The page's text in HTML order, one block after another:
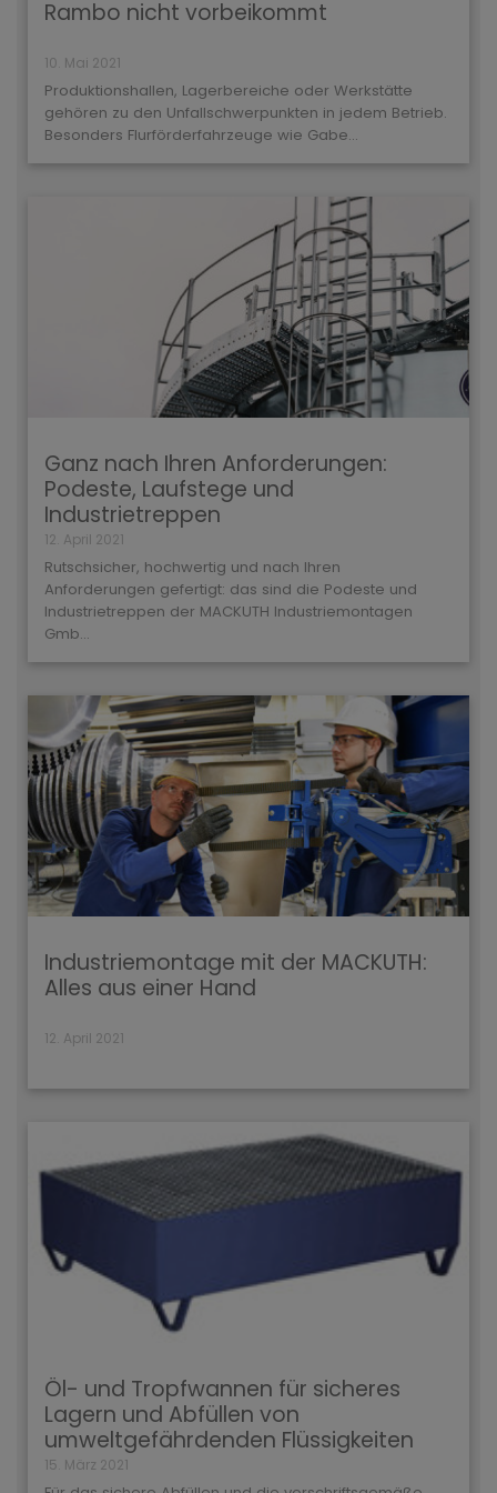
Rambo nicht vorbeikommt
10. Mai 2021
Produktionshallen, Lagerbereiche oder Werkstätte
gehören zu den Unfallschwerpunkten in jedem Betrieb.
Besonders Flurförderfahrzeuge wie Gabe...
Ganz nach Ihren Anforderungen:
Podeste, Laufstege und
Industrietreppen
12. April 2021
Rutschsicher, hochwertig und nach Ihren
Anforderungen gefertigt: das sind die Podeste und
Industrietreppen der MACKUTH Industriemontagen
Gmb...
Industriemontage mit der MACKUTH:
Alles aus einer Hand
12. April 2021
Öl- und Tropfwannen für sicheres
Lagern und Abfüllen von
umweltgefährdenden Flüssigkeiten
15. März 2021